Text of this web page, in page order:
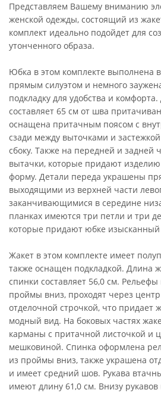
Представляем Вашему вниманию
женской одежды, состоящий из
комплект идеально подойдет для
утонченного образа.
Юбка в этом комплекте выполнена
прямым силуэтом и немного
подкладку для удобства и
составляет 65 см от шва
оснащена притачным поясом с
сзади между выточками и
сбоку. Также на передней и задней
вытачки, которые придают
форму. Детали переда украшены
выходящими из верхней части
заканчивающимися в середине
планках имеются три петли и три
которые придают юбке изысканный
Жакет в этом комплекте имеет
также оснащен подкладкой. Длина
спинки составляет 56,0 см.
проймы вниз, проходят через
отделочной строчкой, что придает
модный вид. На боковых частях
карманы с притачной листочкой и
мешковиной. Спинка оформлена
из проймы вниз, также украшена
и имеет средний шов. Рукава
имеют длину 61,0 см. Внизу рукавов